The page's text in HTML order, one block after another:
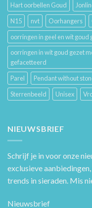
Hart oorbellen Goud
N15
nvt Oorhangers
oorringen in geel en wit goud
oorringen in wit goud gezet
gefacetteerd
Parel
Pendant without
Sterrenbeeld
Unisex
NIEUWSBRIEF
Schrijf je in voor onze
exclusieve
trends in sieraden. Mis
Nieuwsbrief